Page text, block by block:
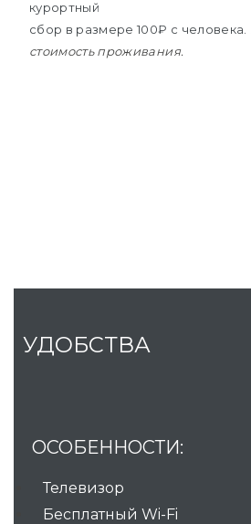
курортный
сбор в размере 100₽ c человека.
стоимость проживания.
УДОБСТВА
ОСОБЕННОСТИ:
Телевизор
Бесплатный Wi-Fi